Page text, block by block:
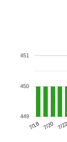
7/18 7/20 7/
449
450
451